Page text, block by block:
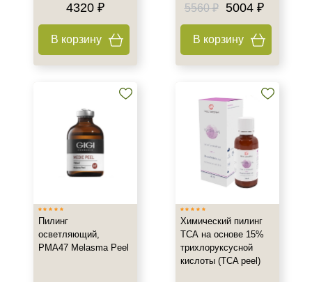
Тип пилинга
Джесснера
Желтый (Ретиноевый)
Класс косметики
Профессиональная
Жирная
Зрелая
Проблемная
4320 ₽
В корзину
5560 ₽
5004 ₽
В корзину
Пилинг
осветляющий,
PMA47 Melasma Peel
Химический пилинг
ТСА на основе 15%
трихлоруксусной
кислоты (TCA peel)